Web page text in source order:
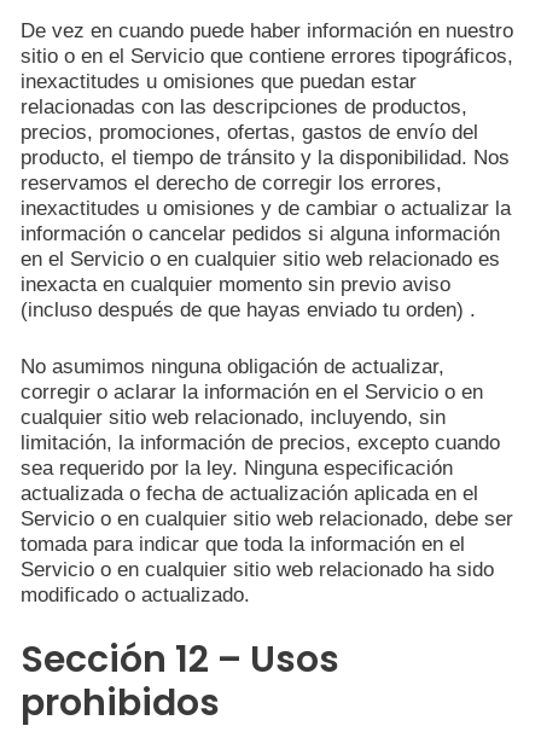
De vez en cuando puede haber información en nuestro
sitio o en el Servicio que contiene errores tipográficos,
inexactitudes u omisiones que puedan estar
relacionadas con las descripciones de productos,
precios, promociones, ofertas, gastos de envío del
producto, el tiempo de tránsito y la disponibilidad. Nos
reservamos el derecho de corregir los errores,
inexactitudes u omisiones y de cambiar o actualizar la
información o cancelar pedidos si alguna información
en el Servicio o en cualquier sitio web relacionado es
inexacta en cualquier momento sin previo aviso
(incluso después de que hayas enviado tu orden) .
No asumimos ninguna obligación de actualizar,
corregir o aclarar la información en el Servicio o en
cualquier sitio web relacionado, incluyendo, sin
limitación, la información de precios, excepto cuando
sea requerido por la ley. Ninguna especificación
actualizada o fecha de actualización aplicada en el
Servicio o en cualquier sitio web relacionado, debe ser
tomada para indicar que toda la información en el
Servicio o en cualquier sitio web relacionado ha sido
modificado o actualizado.
Sección 12 – Usos
prohibidos